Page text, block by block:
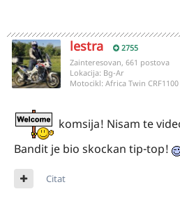
lestra 2755
Zainteresovan, 661 postova
Lokacija: Bg-Ar
Motocikl: Africa Twin
komsija! Nisam te
Bandit je bio skockan tip-top!
Citat